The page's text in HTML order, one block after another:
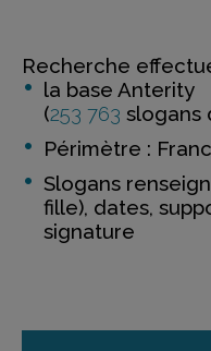
Recherche
la base Anterity
(253 763 slogans
Périmètre :
Slogans
fille), dates,
signature